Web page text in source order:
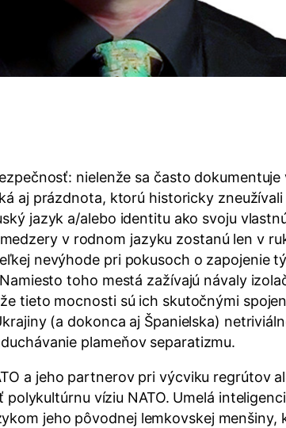
nielenže sa často
aj prázdnota, ktorú historicky
jazyk a/alebo identitu ako svoju
v rodnom jazyku zostanú len v
nevýhode pri pokusoch o zapojenie
toho mestá zažívajú návaly
tieto mocnosti sú ich skutočnými
(a dokonca aj Španielska)
plameňov separatizmu.
a jeho partnerov pri výcviku regrútov
víziu NATO. Umelá
jeho pôvodnej lemkovskej